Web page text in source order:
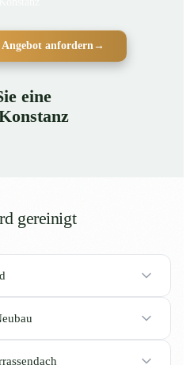
Angebot anfordern→
eine
gereinigt